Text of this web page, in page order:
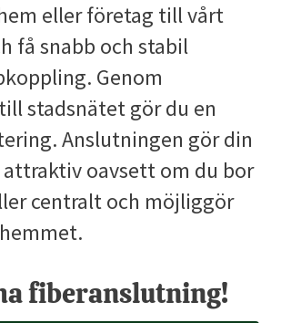
eller företag till vårt
få snabb och stabil
Genom
stadsnätet gör du en
Anslutningen gör din
attraktiv oavsett om du bor
centralt och möjliggör
fiberanslutning!